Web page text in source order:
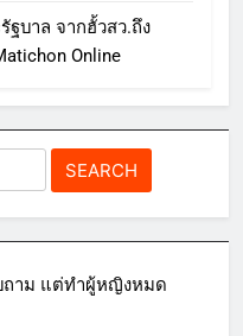
บาล จากฮั้วสว.ถึง
Online
ถาม แต่ทำผู้หญิงหมด